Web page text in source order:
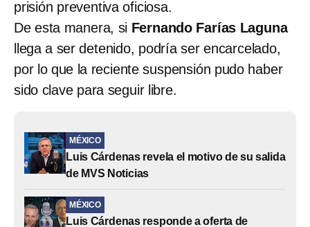
prisión preventiva oficiosa.
De esta manera, si Fernando Farías Laguna
llega a ser detenido, podría ser encarcelado,
por lo que la reciente suspensión pudo haber
sido clave para seguir libre.
MÉXICO
Luis Cárdenas revela el motivo de su salida
de MVS Noticias
MÉXICO
Luis Cárdenas responde a oferta de